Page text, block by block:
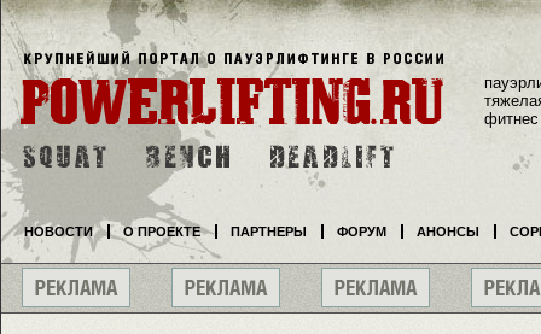
фитнес
НОВОСТИ О ПРОЕКТЕ ПАРТНЕРЫ ФОРУМ АНОНСЫ